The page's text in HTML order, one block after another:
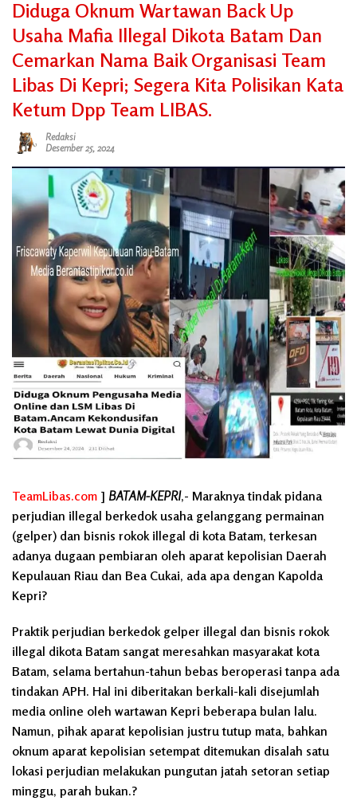
Diduga Oknum Wartawan Back Up
Usaha Mafia Illegal Dikota Batam Dan
Cemarkan Nama Baik Organisasi Team
Libas Di Kepri; Segera Kita Polisikan Kata
Ketum Dpp Team LIBAS.
Redaksi
Desember 25, 2024
TeamLibas.com ] BATAM-KEPRI,- Maraknya tindak pidana
perjudian illegal berkedok usaha gelanggang permainan
(gelper) dan bisnis rokok illegal di kota Batam, terkesan
adanya dugaan pembiaran oleh aparat kepolisian Daerah
Kepulauan Riau dan Bea Cukai, ada apa dengan Kapolda
Kepri?
Praktik perjudian berkedok gelper illegal dan bisnis rokok
illegal dikota Batam sangat meresahkan masyarakat kota
Batam, selama bertahun-tahun bebas beroperasi tanpa ada
tindakan APH. Hal ini diberitakan berkali-kali disejumlah
media online oleh wartawan Kepri beberapa bulan lalu.
Namun, pihak aparat kepolisian justru tutup mata, bahkan
oknum aparat kepolisian setempat ditemukan disalah satu
lokasi perjudian melakukan pungutan jatah setoran setiap
minggu, parah bukan.?